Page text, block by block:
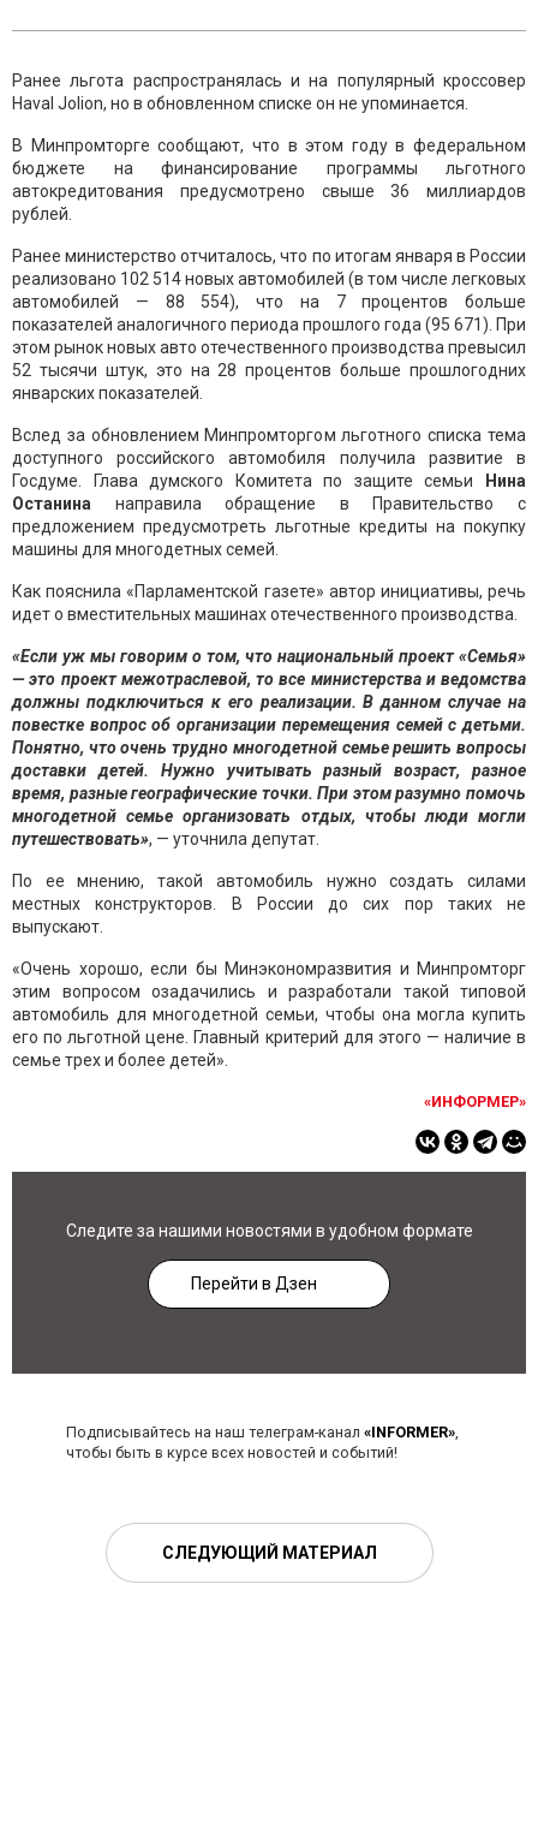
Ранее льгота распространялась и на популярный кроссовер
Haval Jolion, но в обновленном списке он не упоминается.
В Минпромторге сообщают, что в этом году в федеральном
бюджете на финансирование программы льготного
автокредитования предусмотрено свыше 36 миллиардов
рублей.
Ранее министерство отчиталось, что по итогам января в России
реализовано 102 514 новых автомобилей (в том числе легковых
автомобилей — 88 554), что на 7 процентов больше
показателей аналогичного периода прошлого года (95 671). При
этом рынок новых авто отечественного производства превысил
52 тысячи штук, это на 28 процентов больше прошлогодних
январских показателей.
Вслед за обновлением Минпромторгом льготного списка тема
доступного российского автомобиля получила развитие в
Госдуме. Глава думского Комитета по защите семьи
Нина
Останина направила обращение в Правительство с
предложением предусмотреть льготные кредиты на покупку
машины для многодетных семей.
Как пояснила «Парламентской газете» автор инициативы, речь
идет о вместительных машинах отечественного производства.
«Если уж мы говорим о том, что национальный проект «Семья»
— это проект межотраслевой, то все министерства и ведомства
должны подключиться к его реализации. В данном случае на
повестке вопрос об организации перемещения семей с детьми.
Понятно, что очень трудно многодетной семье решить вопросы
доставки детей. Нужно учитывать разный возраст, разное
время, разные географические точки. При этом разумно помочь
многодетной семье организовать отдых, чтобы люди могли
путешествовать», — уточнила депутат.
По ее мнению, такой автомобиль нужно создать силами
местных конструкторов. В России до сих пор таких не
выпускают.
«Очень хорошо, если бы Минэкономразвития и Минпромторг
этим вопросом озадачились и разработали такой типовой
автомобиль для многодетной семьи, чтобы она могла купить
его по льготной цене. Главный критерий для этого — наличие в
семье трех и более детей».
«ИНФОРМЕР»
Следите за нашими новостями в удобном формате
Перейти в Дзен
Подписывайтесь на наш телеграм-канал «INFORMER»,
чтобы быть в курсе всех новостей и событий!
СЛЕДУЮЩИЙ МАТЕРИАЛ